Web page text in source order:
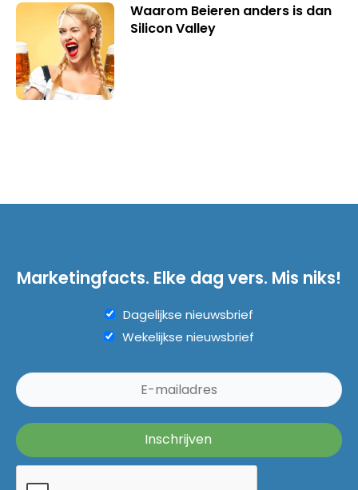
Waarom Beieren anders is dan
Silicon Valley
Marketingfacts. Elke dag vers. Mis niks!
Dagelijkse nieuwsbrief
Wekelijkse nieuwsbrief